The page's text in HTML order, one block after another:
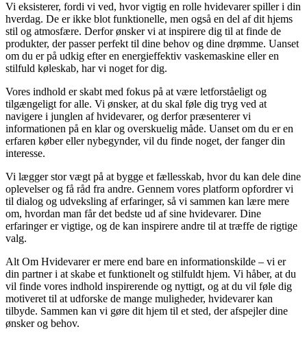
Vi eksisterer, fordi vi ved, hvor vigtig en rolle hvidevarer spiller i din
hverdag. De er ikke blot funktionelle, men også en del af dit hjems
stil og atmosfære. Derfor ønsker vi at inspirere dig til at finde de
produkter, der passer perfekt til dine behov og dine drømme. Uanset
om du er på udkig efter en energieffektiv vaskemaskine eller en
stilfuld køleskab, har vi noget for dig.
Vores indhold er skabt med fokus på at være letforståeligt og
tilgængeligt for alle. Vi ønsker, at du skal føle dig tryg ved at
navigere i junglen af hvidevarer, og derfor præsenterer vi
informationen på en klar og overskuelig måde. Uanset om du er en
erfaren køber eller nybegynder, vil du finde noget, der fanger din
interesse.
Vi lægger stor vægt på at bygge et fællesskab, hvor du kan dele dine
oplevelser og få råd fra andre. Gennem vores platform opfordrer vi
til dialog og udveksling af erfaringer, så vi sammen kan lære mere
om, hvordan man får det bedste ud af sine hvidevarer. Dine
erfaringer er vigtige, og de kan inspirere andre til at træffe de rigtige
valg.
Alt Om Hvidevarer er mere end bare en informationskilde – vi er
din partner i at skabe et funktionelt og stilfuldt hjem. Vi håber, at du
vil finde vores indhold inspirerende og nyttigt, og at du vil føle dig
motiveret til at udforske de mange muligheder, hvidevarer kan
tilbyde. Sammen kan vi gøre dit hjem til et sted, der afspejler dine
ønsker og behov.